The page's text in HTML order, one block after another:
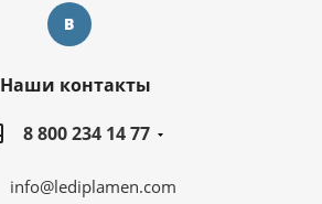
Наши контакты
8 800 234 14 77
info@lediplamen.com